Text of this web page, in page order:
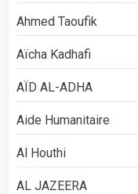
Ahmed Taoufik
Aïcha Kadhafi
AÏD AL-ADHA
Aide Humanitaire
Al Houthi
AL JAZEERA